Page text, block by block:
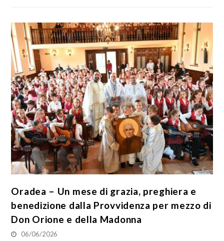
Oradea – Un mese di grazia, preghiera e
benedizione dalla Provvidenza per mezzo di
Don Orione e della Madonna
06/06/2026